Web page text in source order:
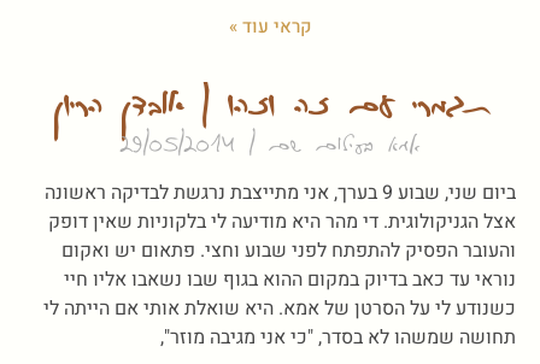
קראי עוד »
תגמרי עם זה וזהו | אובדן הריון
אמא בעילום שם
ביום שני, שבוע 9 בערך, אני מתייצבת נרגשת לבדיקה ראשונה
אצל הגניקולוגית. די מהר היא מודיעה לי בלקוניות שאין דופק
והעובר הפסיק להתפתח לפני שבוע וחצי. פתאום יש ואקום
נוראי עד כאב בדיוק במקום ההוא בגוף שבו נשאבו אליו חיי
כשנודע לי על הסרטן של אמא. היא שואלת אותי אם הייתה לי
תחושה שמשהו לא בסדר, "כי אני מגיבה מוזר",